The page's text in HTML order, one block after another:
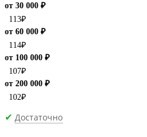
от 30 000 ₽
113₽
от 60 000 ₽
114₽
от 100 000 ₽
107₽
от 200 000 ₽
102₽
✔ Достаточно